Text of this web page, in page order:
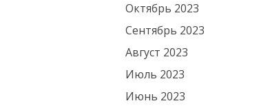
Октябрь 2023
Сентябрь 2023
Август 2023
Июль 2023
Июнь 2023